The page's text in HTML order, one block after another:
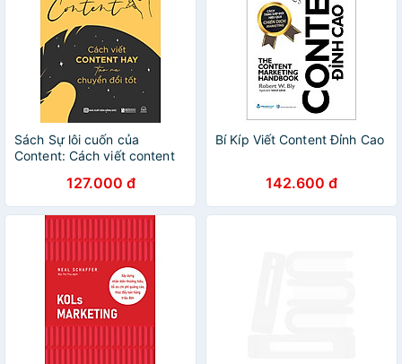
Sách Sự lôi cuốn của
Content: Cách viết content
127.000 đ
Bí Kíp Viết Content Đỉnh Cao
142.600 đ